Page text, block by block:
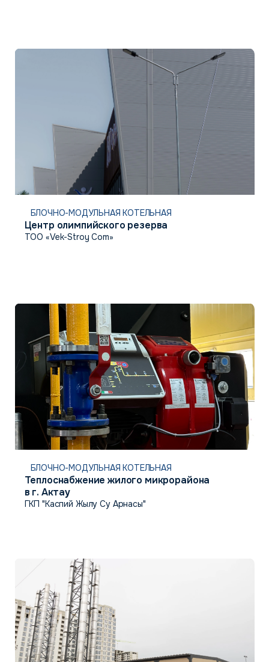
БЛОЧНО-МОДУЛЬНАЯ КОТЕЛЬНАЯ
Центр олимпийского резерва
ТОО «Vek-Stroy Com»
БЛОЧНО-МОДУЛЬНАЯ КОТЕЛЬНАЯ
Теплоснабжение жилого микрорайона
в г. Актау
ГКП "Каспий Жылу Су Арнасы"